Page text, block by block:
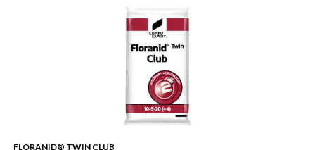
FLORANID® TWIN CLUB